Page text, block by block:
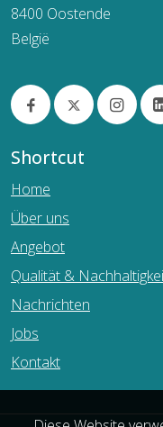
8400 Oostende
België
Shortcut
Home
Über uns
Angebot
Qualität &
Nachrichten
Jobs
Kontakt